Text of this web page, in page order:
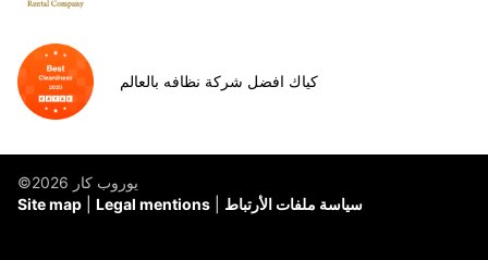
كياك افضل شركة نظافه بالعالم
©يوروب كار 2026
Site map
Legal mentions سياسة ملفات الأرتباط